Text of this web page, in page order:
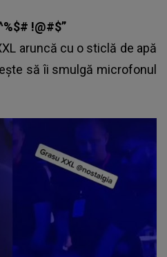
!@#$”
aruncă cu o sticlă de apă
să îi smulgă microfonul